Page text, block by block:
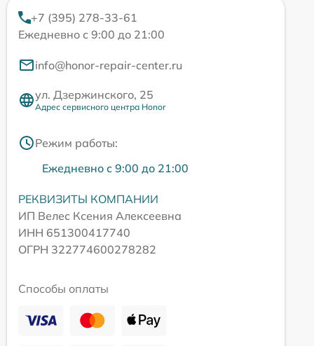
+7 (395) 278-33-61
Ежедневно с 9:00 до 21:00
info@honor-repair-center.ru
ул. Дзержинского, 25
Адрес сервисного центра Honor
Режим работы:
Ежедневно с 9:00 до 21:00
РЕКВИЗИТЫ КОМПАНИИ
ИП Велес Ксения Алексеевна
ИНН 651300417740
ОГРН 322774600278282
Способы оплаты